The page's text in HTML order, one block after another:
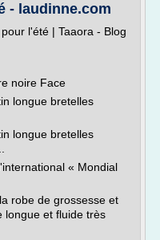
- laudinne.com
l'été | Taaora - Blog
noire Face
longue bretelles
longue bretelles
« Mondial
robe de grossesse et
longue et fluide très